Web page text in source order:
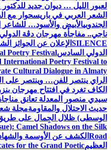
لعبور الليل … ديوان جديد
الشعر العربي في باريسحوار مع
الجندوبيالأبيض والأسود…
ناجي.. مفاجأة مهرجان دڨة الدولي
SILENCE الإعلان عن الجوائز
الدولي السادسPoetry Festival
International Poetry Festival to
Cultural Dialogue in Almaty
الراي ينتصر للفن… وينتصر
الكاف تغرد في افتتاح مهرجان
سيدي منصور المعدلة تعانق
حديث الاحتلال والمقاومةمجلة
الوسطى) ظلال الجِمال على طريق
Camel Shadows on the Silk
Road الكشف عن الأوسمة
العظيمfor the Grand Poetic